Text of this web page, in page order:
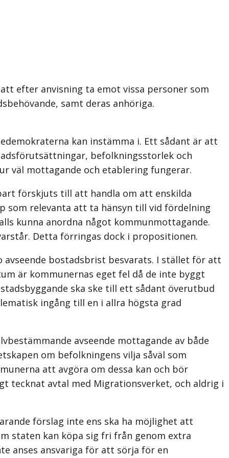
efter anvisning ta emot vissa personer som
samt deras anhöriga.
kan instämma i. Ett sådant är att
befolkningsstorlek och
väl mottagande och etablering fungerar.
förskjuts till att handla om att enskilda
som relevanta att ta hänsyn till vid fördelning
kunna anordna något kommunmottagande.
Detta förringas dock i propositionen.
bostadsbrist besvarats. I stället för att
är kommunernas eget fel då de inte byggt
ska ske till ett sådant överutbud
ingång till en i allra högsta grad
avseende mottagande av både
om befolkningens vilja såväl som
att avgöra om dessa kan och bör
tecknat avtal med Migrationsverket, och aldrig i
förslag inte ens ska ha möjlighet att
staten kan köpa sig fri från genom extra
anses ansvariga för att sörja för en